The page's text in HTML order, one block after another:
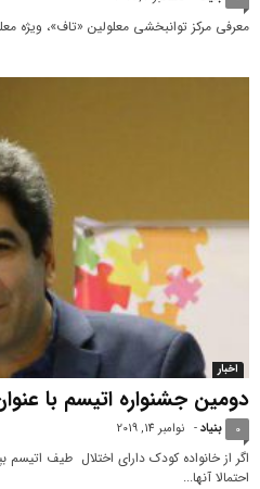
معرفی مرکز توانبخشی معلولین «تاف»، ویژه
اخبار
دومین جشنواره اتیسم با
بنیاد- نوامبر 14, 2019 0
اگر از خانواده کودک دارای اختلال طیف
احتمالا آنها...